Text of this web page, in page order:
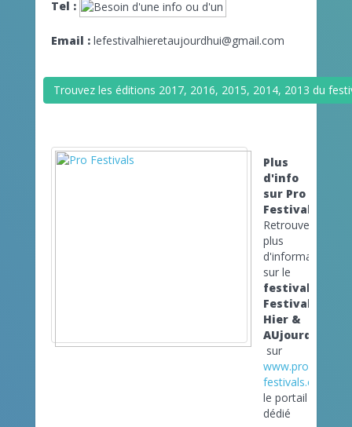
Tel :
Email : lefestivalhieretaujourdhui@gmail.com
Trouvez les éditions 2017, 2016, 2015, 2014, 2013 du
Plus
d'info
sur Pro
Festivals
Retrouvez
plus
d'informations
sur le
festival
Festival
Hier &
AUjourd'hui
sur
www.pro-
festivals.com
le portail
dédié